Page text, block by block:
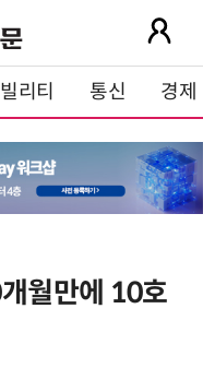
리티 통신 경제
월만에 10호